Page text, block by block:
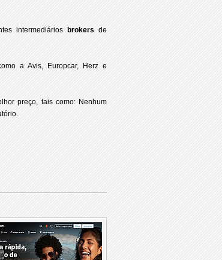
intermediários brokers de
a Avis, Europcar, Herz e
preço, tais como: Nenhum